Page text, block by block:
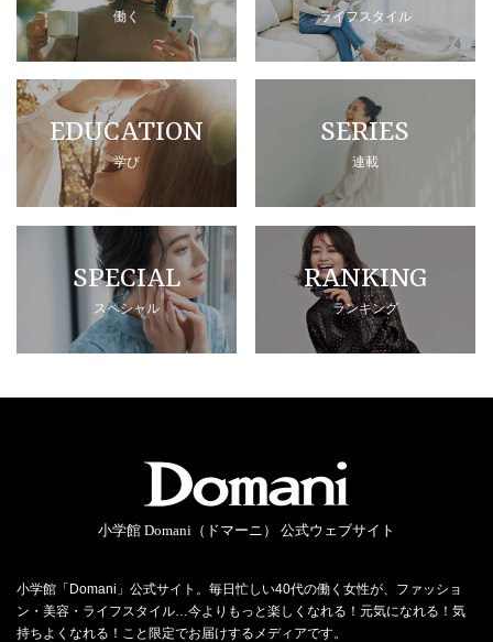
働く ライフスタイル
EDUCATION
学び
SERIES
連載
SPECIAL
スペシャル
RANKING
ランキング
小学館 Domani（ドマーニ） 公式ウェブサイト
小学館「Domani」公式サイト。毎日忙しい40代の働く女性が、ファッショ
ン・美容・ライフスタイル…今よりもっと楽しくなれる！元気になれる！気
持ちよくなれる！こと限定でお届けするメディアです。